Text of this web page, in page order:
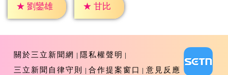
★ 劉鑾雄 ★ 甘比
關於三立新聞網
隱私權聲明
三立新聞自律守則
合作提案窗口 意見反應